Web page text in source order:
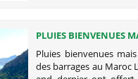
PLUIES BIENVENUES
SITUATION DES
Pluies bienvenues
des barrages au Maroc